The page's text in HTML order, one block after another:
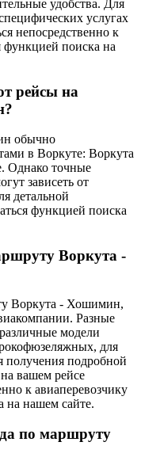
удобства. Для
услугах
непосредственно к
функцией поиска на
рейсы на
обычно
в Воркуте: Воркута
Однако точные
зависеть от
детальной
функцией поиска
Воркута -
Воркута - Хошимин,
Разные
модели
для
получения подробной
вашем рейсе
к авиаперевозчику
на нашем сайте.
по маршруту